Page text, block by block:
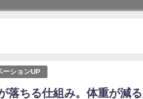
ーションUP
落ちる仕組み。体重が減